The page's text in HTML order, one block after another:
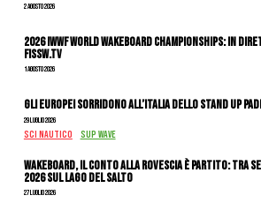
2 Agosto 2026
2026 IWWF WORLD WAKEBOARD CHAMPIONSHIPS: IN
FISSW.TV
1 Agosto 2026
Gli Europei sorridono all’Italia dello stand up
29 Luglio 2026
SCI NAUTICO SUP WAVE
Wakeboard, il conto alla rovescia è partito: tra
2026 sul Lago del Salto
27 Luglio 2026